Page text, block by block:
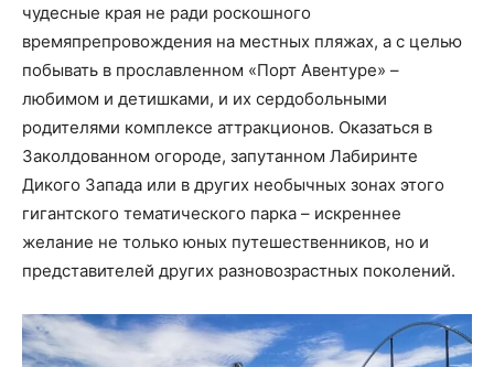
чудесные края не ради роскошного
времяпрепровождения на местных пляжах, а с целью
побывать в прославленном «Порт Авентуре» –
любимом и детишками, и их сердобольными
родителями комплексе аттракционов. Оказаться в
Заколдованном огороде, запутанном Лабиринте
Дикого Запада или в других необычных зонах этого
гигантского тематического парка – искреннее
желание не только юных путешественников, но и
представителей других разновозрастных поколений.